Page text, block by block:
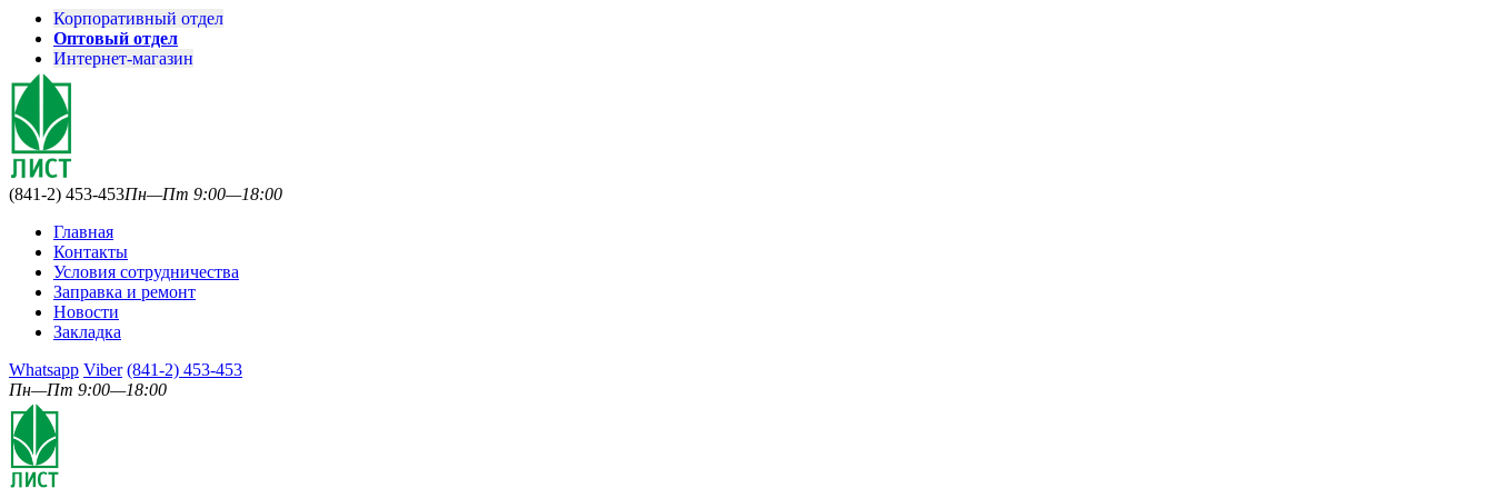
Корпоративный отдел
Оптовый отдел
Интернет-магазин
(841-2) 453-453Пн—Пт 9:00—18:00
Главная
Контакты
Условия сотрудничества
Заправка и ремонт
Новости
Закладка
Whatsapp Viber (841-2) 453-453
Пн—Пт 9:00—18:00